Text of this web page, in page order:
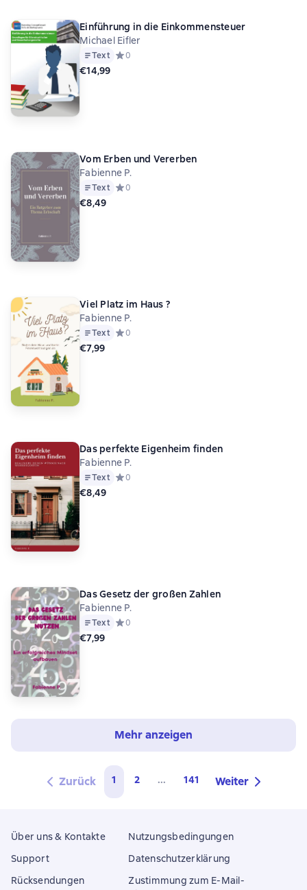
Einführung in die Einkommensteuer
Michael Eifler
Text Средний рейтинг 0 на основе 0 оценок
0
€14,99
Vom Erben und Vererben
Fabienne P.
Text Средний рейтинг 0 на основе 0 оценок
0
€8,49
Viel Platz im Haus ?
Fabienne P.
Text Средний рейтинг 0 на основе 0 оценок
0
€7,99
Das perfekte Eigenheim finden
Fabienne P.
Text Средний рейтинг 0 на основе 0 оценок
0
€8,49
Das Gesetz der großen Zahlen
Fabienne P.
Text Средний рейтинг 0 на основе 0 оценок
0
€7,99
Mehr anzeigen
Zurück 1 2 ... 141 Weiter
Über uns & Kontakte
Support
Rücksendungen
Nutzungsbedingungen
Datenschutzerklärung
Zustimmung zum E-Mail-